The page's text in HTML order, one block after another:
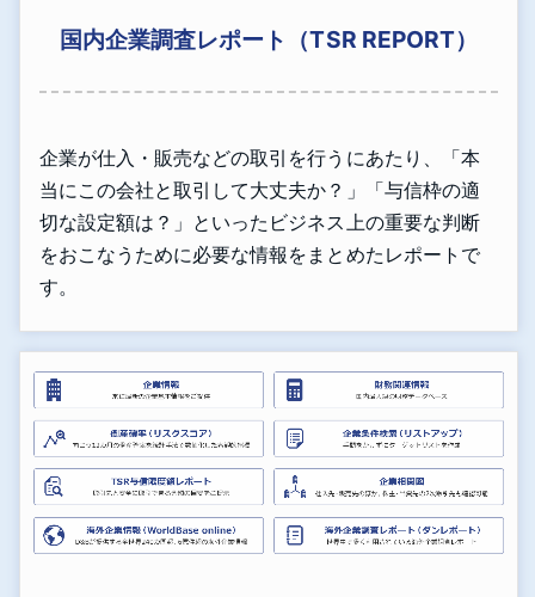
国内企業調査レポート（TSR REPORT）
企業が仕入・販売などの取引を行うにあたり、「本
当にこの会社と取引して大丈夫か？」「与信枠の適
切な設定額は？」といったビジネス上の重要な判断
をおこなうために必要な情報をまとめたレポートで
す。